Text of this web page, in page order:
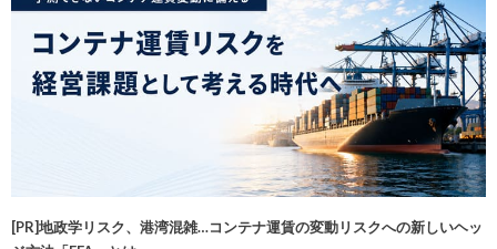
[PR]地政学リスク、港湾混雑…コンテナ運賃の変動リスクへの新しいヘッ